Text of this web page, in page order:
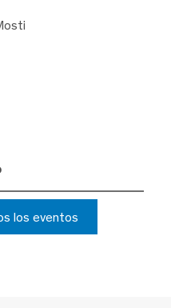
los eventos